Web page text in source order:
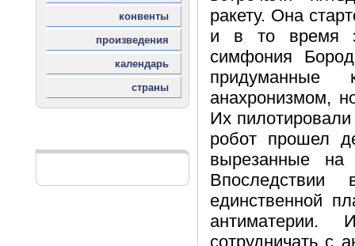
ракету. Она
и в то время
симфония
придуманные
анахронизмом,
Их
робот прошел
вырезанные
единственной
антиматерии.
сотрудничать с